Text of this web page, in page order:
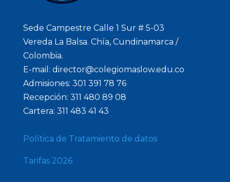
Sede Campestre Calle 1 Sur # 5-03
Vereda La Balsa. Chía, Cundinamarca /
Colombia.
E-mail: director@colegiomaslow.edu.co
Admisiones: 301 391 78 76
Recepción: 311 480 89 08
Cartera: 311 483 41 43
Política de Tratamiento de datos
Tarifas 2026